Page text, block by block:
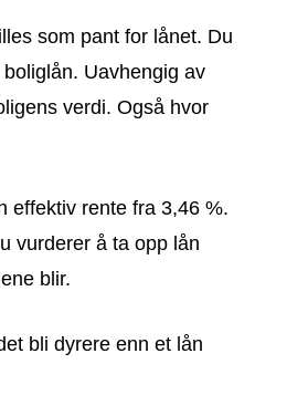
som pant for lånet. Du
Uavhengig av
verdi. Også hvor
effektiv rente fra 3,46 %.
vurderer å ta opp lån
blir.
bli dyrere enn et lån